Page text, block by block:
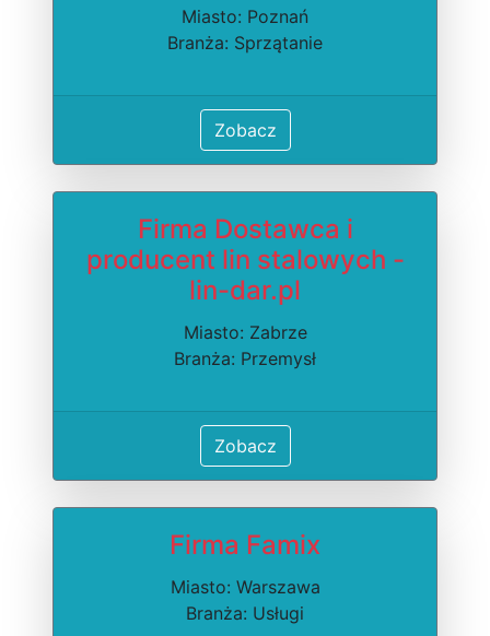
Miasto: Poznań
Branża: Sprzątanie
Zobacz
Firma Dostawca i
producent lin stalowych -
lin-dar.pl
Miasto: Zabrze
Branża: Przemysł
Zobacz
Firma Famix
Miasto: Warszawa
Branża: Usługi